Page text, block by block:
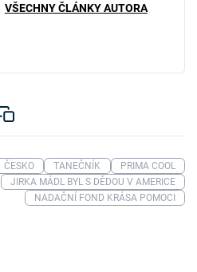
VŠECHNY ČLÁNKY AUTORA
ČESKO TANEČNÍK
PRIMA COOL
JIRKA MÁDL BYL S DĚDOU V AMERICE
NADAČNÍ FOND KRÁSA POMOCI